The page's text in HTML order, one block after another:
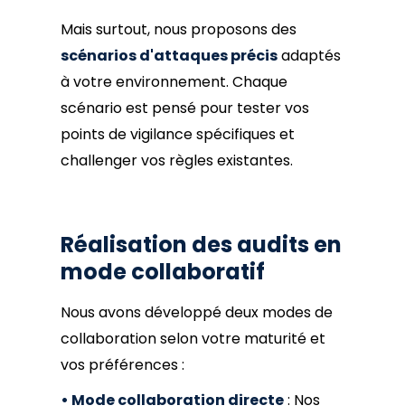
Mais surtout, nous proposons des
scénarios d'attaques précisadaptés
à votre environnement. Chaque
scénario est pensé pour tester vos
points de vigilance spécifiques et
challenger vos règles existantes.
Réalisation des audits en
mode collaboratif
Nous avons développé deux modes de
collaboration selon votre maturité et
vos préférences :
• Mode collaboration directe: Nos